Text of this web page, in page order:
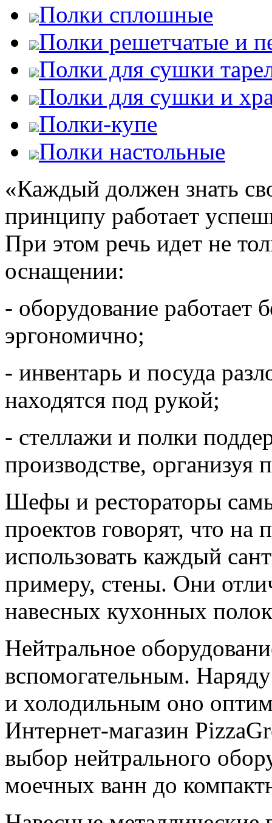
Полки сплошные
Полки решетчатые и
Полки для сушки
Полки для сушки и
Полки-купе
Полки настольные
«Каждый должен знать
принципу работает
При этом речь идет не
оснащении:
- оборудование работает
эргономично;
- инвентарь и посуда
находятся под рукой;
- стеллажи и полки
производстве, организуя
Шефы и рестораторы
проектов говорят, что на
использовать каждый
примеру, стены. Они
навесных кухонных
Нейтральное
вспомогательным.
и холодильным оно
Интернет-магазин
выбор нейтрального
моечных ванн до